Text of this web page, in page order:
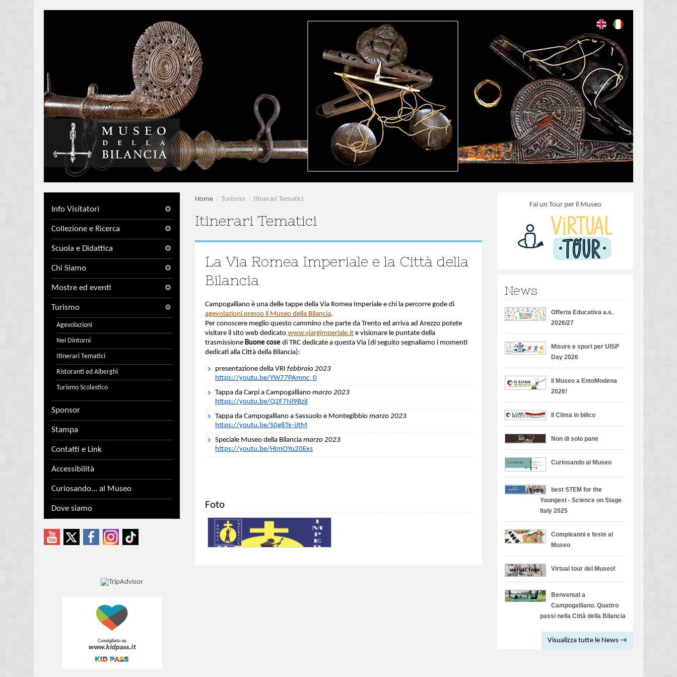
Info Visitatori
Collezione e Ricerca
Scuola e Didattica
Chi Siamo
Mostre ed eventi
Turismo
Agevolazioni
Nei Dintorni
Itinerari Tematici
Ristoranti ed Alberghi
Turismo Scolastico
Sponsor
Stampa
Contatti e Link
Accessibilità
Curiosando... al Museo
Dove siamo
Home / Turismo / Itinerari Tematici
Itinerari Tematici
La Via Romea Imperiale e la Città della
Bilancia
Campogalliano è una delle tappe della Via Romea Imperiale e chi la percorre gode di
agevolazioni presso il Museo della Bilancia.
Per conoscere meglio questo cammino che parte da Trento ed arriva ad Arezzo potete
visitare il sito web dedicato www.viargimperiale.it e visionare le puntate della
trasmissione Buone cose di TRC dedicate a questa Via (di seguito segnaliamo i momenti
dedicati alla Città della Bilancia):
presentazione della VRI febbraio 2023
https://youtu.be/YW77PAmnc_0
Tappa da Carpi a Campogalliano marzo 2023
https://youtu.be/Q2F7Nl9BziI
Tappa da Campogalliano a Sassuolo e Montegibbio marzo 2023
https://youtu.be/S0g8Tx-iJtM
Speciale Museo della Bilancia marzo 2023
https://youtu.be/HImOYu20Exs
Foto
Fai un Tour per il Museo
News
Offerta Educativa a.s.
2026/27
Misure e sport per UISP
Day 2026
il Museo a EntoModena
2026!
Il Clima in bilico
Non di solo pane
Curiosando al Museo
best STEM for the
Youngest - Science on Stage
Italy 2025
Compleanni e feste al
Museo
Virtual tour del Museo!
Benvenuti a
Campogalliano. Quattro
passi nella Città della Bilancia
Visualizza tutte le News →